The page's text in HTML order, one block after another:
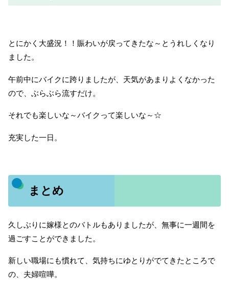
とにかく大盛況！！賑わいが戻ってきたな～とうれしくなり
ました。
午前中にバイクに跨りましたが、天気があまりよくなかった
ので、ぶらぶら流すだけ。
それでも楽しいな～バイクって楽しいな～☆
充実した一日。
まとめ
久しぶりに嫁様とのバトルもありましたが、無事に一週間を
過ごすことができました。
新しい職場にも慣れて、気持ちにゆとりがでてきたところで
の、夫婦喧嘩。